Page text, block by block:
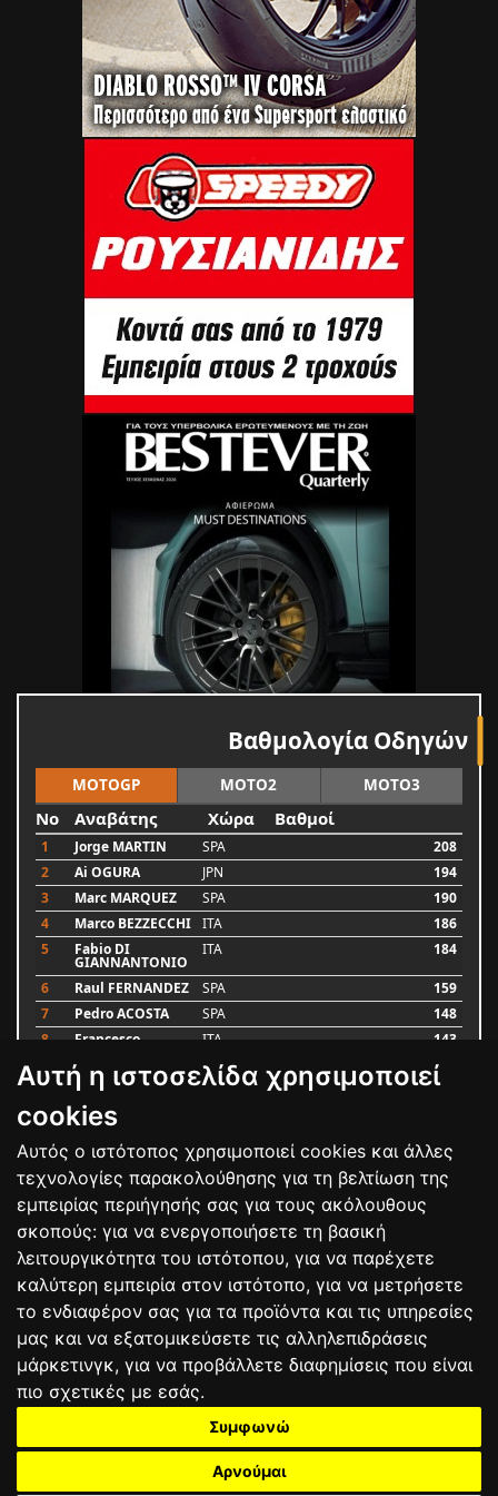
Αυτή η ιστοσελίδα χρησιμοποιεί
cookies
Αυτός ο ιστότοπος χρησιμοποιεί cookies και άλλες
τεχνολογίες παρακολούθησης για τη βελτίωση της
εμπειρίας περιήγησής σας για τους ακόλουθους
σκοπούς: για να ενεργοποιήσετε τη βασική
λειτουργικότητα του ιστότοπου, για να παρέχετε
καλύτερη εμπειρία στον ιστότοπο, για να μετρήσετε
το ενδιαφέρον σας για τα προϊόντα και τις υπηρεσίες
μας και να εξατομικεύσετε τις αλληλεπιδράσεις
μάρκετινγκ, για να προβάλλετε διαφημίσεις που είναι
πιο σχετικές με εσάς.
Συμφωνώ
Αρνούμαι
Βαθμολογία Οδηγών
MOTOGP MOTO2 MOTO3
No Αναβάτης Χώρα Βαθμοί
1 Jorge MARTIN SPA
208
2
Ai OGURA JPN
194
3
Marc MARQUEZ SPA
190
4
Marco BEZZECCHI ITA
186
5
Fabio DI
GIANNANTONIO
ITA 184
6 Raul FERNANDEZ SPA
159
7
Pedro ACOSTA SPA
148
8
Francesco ITA 143
9 Alex MARQUEZ SPA
Luca MARINI
Bαθμολογία
ΟΡΟΙ ΧΡΗΣΗΣΠΟΛΙΤΙΚΗ ΠΡΟΣΤΑΣΙΑΣ
ΑΓΩΝΕΣΑΠΟΤΕΛΕΣΜΑΤΑΑΓΟΡΑ